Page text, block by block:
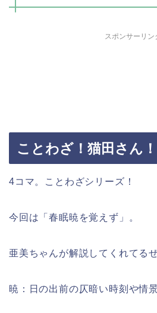
スポンサーリン
ことわざ！猫田さん！
4コマ。ことわざシリーズ！
今回は「春眠暁を覚えず」。
亜美ちゃんが解説してくれてるぜ
暁：日の出前の仄暗い時刻や情